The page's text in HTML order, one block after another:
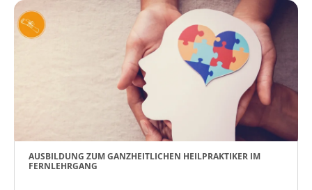
AUSBILDUNG ZUM GANZHEITLICHEN HEILPRAKTIKER IM
FERNLEHRGANG